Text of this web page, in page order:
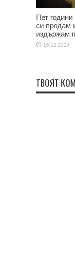
Пет
си продам
издържам
16.12.2024
ТВОЯТ